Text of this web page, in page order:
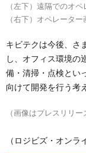
（左下）遠隔でのオ
（右下）オペレータ
キビテクは今後、さ
し、オフィス環境の
備・清掃・点検とい
向けて開発を行う考
（画像はプレスリリー
（ロジビズ・オンラ